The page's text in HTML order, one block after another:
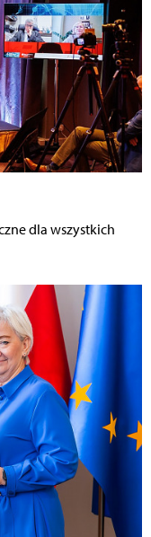
dla wszystkich